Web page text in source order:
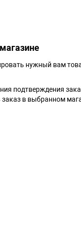
нужный вам
подтверждения
заказ в выбранном